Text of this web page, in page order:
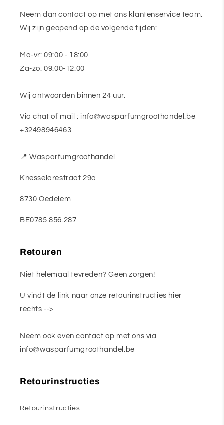
Neem dan contact op met ons klantenservice team.
Wij zijn geopend op de volgende tijden:
Ma-vr: 09:00 - 18:00
Za-zo: 09:00-12:00
Wij antwoorden binnen 24 uur.
Via chat of mail : info@wasparfumgroothandel.be
+32498946463
📍 Wasparfumgroothandel
Knesselarestraat 29a
8730 Oedelem
BE0785.856.287
Retouren
Niet helemaal tevreden? Geen zorgen!
U vindt de link naar onze retourinstructies hier
rechts -->
Neem ook even contact op met ons via
info@wasparfumgroothandel.be
Retourinstructies
Retourinstructies